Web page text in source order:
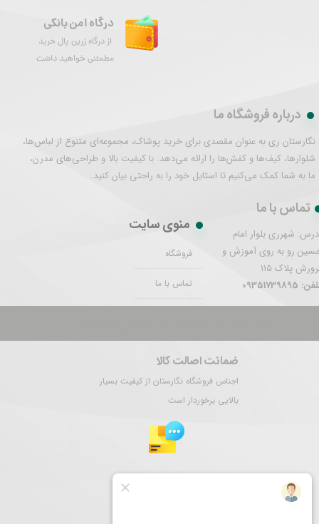
ضمانت اصالت کالا
اجناس فروشگاه نگارستان از کیفیت بسیار
بالایی برخوردار است
درگاه امن بانکی
از درگاه زرین پال خرید
مطمئنی خواهید داشت
درباره فروشگاه ما
نگارستان ری به عنوان مقصدی برای خرید پوشاک، مجموعه‌ای متنوع از لباس‌ها،
شلوارها، کیف‌ها و کفش‌ها را ارائه می‌دهد. با کیفیت بالا و طراحی‌های مدرن،
ما به شما کمک می‌کنیم تا استایل خود را به راحتی بیان کنید.
تماس با ما
شهرری بلوار امام
رو به روی آموزش و
پلاک 115
09351739895
منوی سایت
فروشگاه
تماس با ما